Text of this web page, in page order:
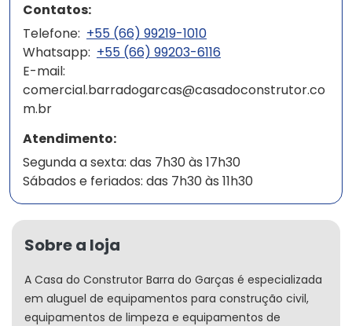
Contatos:
Telefone: +55 (66) 99219-1010
Whatsapp: +55 (66) 99203-6116
E-mail:
comercial.barradogarcas@casadoconstrutor.co
m.br
Atendimento:
Segunda a sexta: das 7h30 às 17h30
Sábados e feriados: das 7h30 às 11h30
Sobre a loja
A Casa do Construtor Barra do Garças é especializada
em aluguel de equipamentos para construção civil,
equipamentos de limpeza e equipamentos de